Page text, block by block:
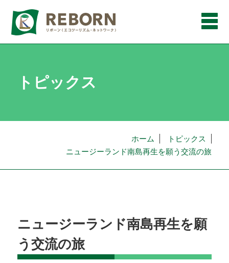
メ
トピックス
ホーム
トピックス
ニュージーランド南島再生を願う交流の旅
ニュージーランド南島再生を願
う交流の旅